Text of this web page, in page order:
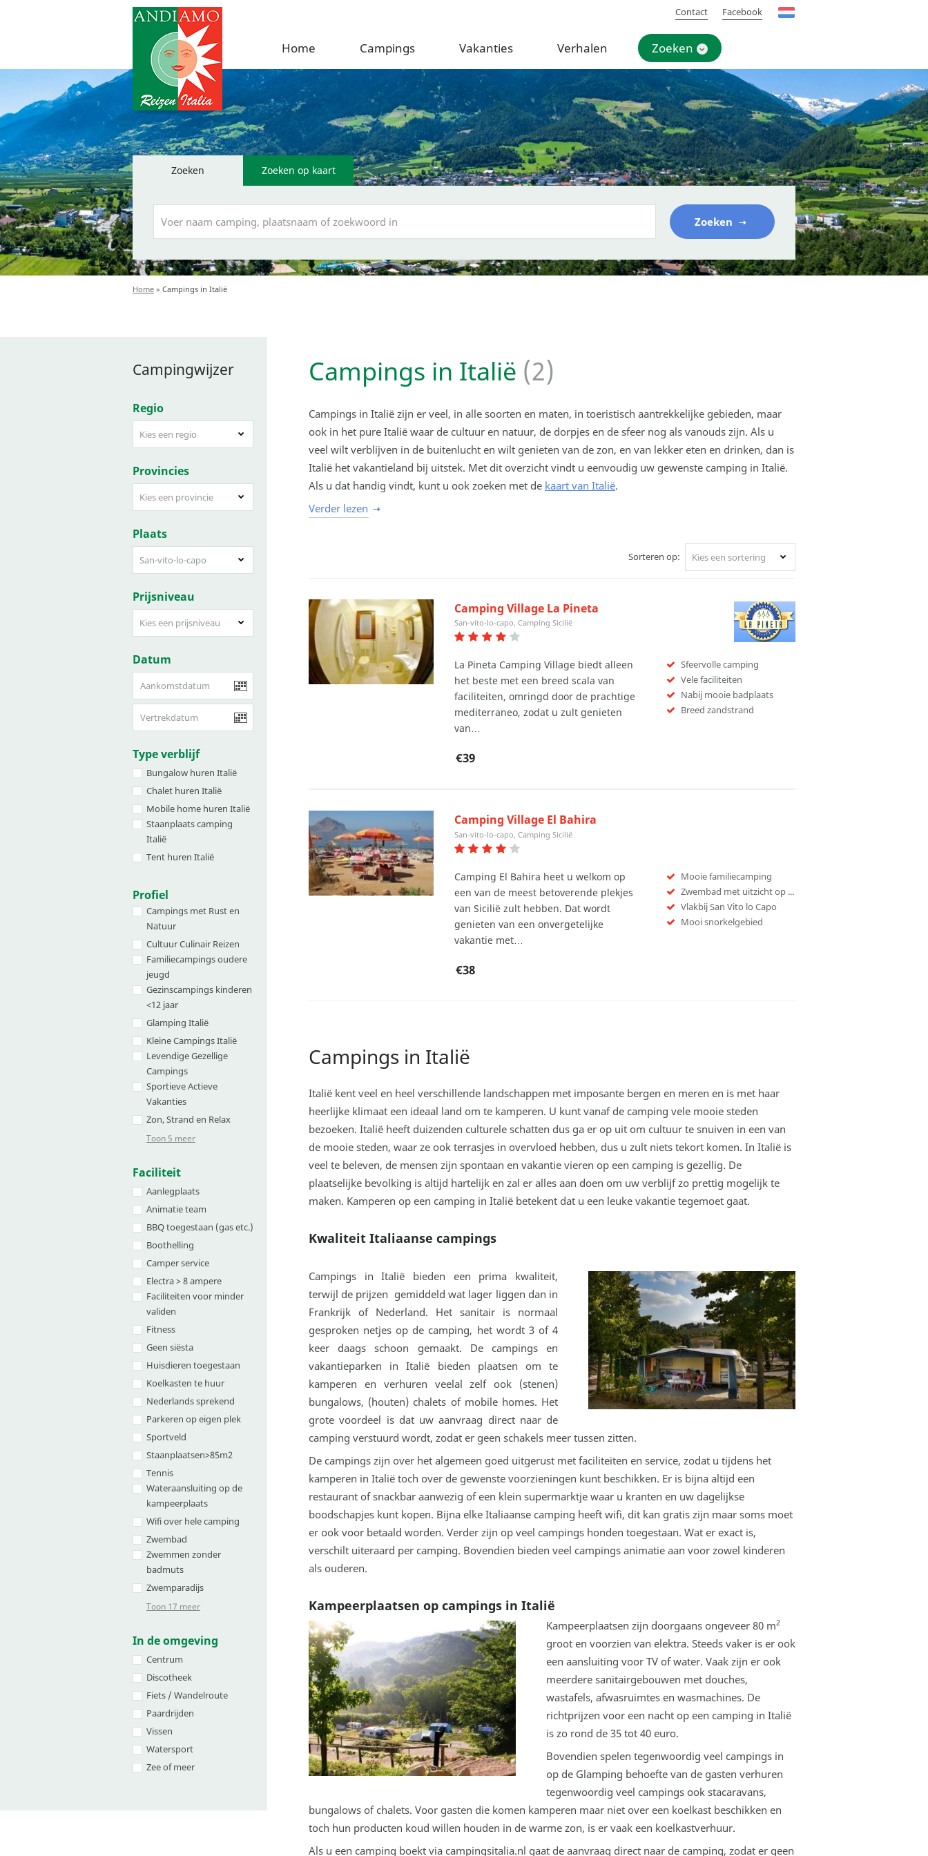
Home Campings Vakanties Verhalen Zoeken
Contact Facebook
Zoeken Zoeken op kaart
Zoeken
Home » Campings in Italië
Campingwijzer
Regio
Kies een regio
Provincies
Kies een provincie
Plaats
San-vito-lo-capo
Prijsniveau
Kies een prijsniveau
Datum
Type verblijf
Bungalow huren Italië
Chalet huren Italië
Mobile home huren Italië
Staanplaats camping
Italië
Tent huren Italië
Profiel
Campings met Rust en
Natuur
Cultuur Culinair Reizen
Familiecampings oudere
jeugd
Gezinscampings kinderen
<12 jaar
Glamping Italië
Kleine Campings Italië
Levendige Gezellige
Campings
Sportieve Actieve
Vakanties
Zon, Strand en Relax
Toon 5 meer
Faciliteit
Aanlegplaats
Animatie team
BBQ toegestaan (gas etc.)
Boothelling
Camper service
Electra > 8 ampere
Faciliteiten voor minder
validen
Fitness
Geen siësta
Huisdieren toegestaan
Koelkasten te huur
Nederlands sprekend
Parkeren op eigen plek
Sportveld
Staanplaatsen>85m2
Tennis
Wateraansluiting op de
kampeerplaats
Wifi over hele camping
Zwembad
Zwemmen zonder
badmuts
Zwemparadijs
Toon 17 meer
In de omgeving
Centrum
Discotheek
Fiets / Wandelroute
Paardrijden
Vissen
Watersport
Zee of meer
Campings in Italië (2)
Campings in Italië zijn er veel, in alle soorten en maten, in toeristisch aantrekkelijke gebieden, maar
ook in het pure Italië waar de cultuur en natuur, de dorpjes en de sfeer nog als vanouds zijn. Als u
veel wilt verblijven in de buitenlucht en wilt genieten van de zon, en van lekker eten en drinken, dan is
Italië het vakantieland bij uitstek. Met dit overzicht vindt u eenvoudig uw gewenste camping in Italië.
Als u dat handig vindt, kunt u ook zoeken met de kaart van Italië.
Verder lezen
Sorteren op: Kies een sortering
Camping Village La Pineta
San-vito-lo-capo, Camping Sicilië
La Pineta Camping Village biedt alleen
het beste met een breed scala van
faciliteiten, omringd door de prachtige
mediterraneo, zodat u zult genieten
van…
Sfeervolle camping
Vele faciliteiten
Nabij mooie badplaats
Breed zandstrand
€39
Camping Village El Bahira
San-vito-lo-capo, Camping Sicilië
Camping El Bahira heet u welkom op
een van de meest betoverende plekjes
van Sicilië zult hebben. Dat wordt
genieten van een onvergetelijke
vakantie met…
Mooie familiecamping
Zwembad met uitzicht op zee
Vlakbij San Vito lo Capo
Mooi snorkelgebied
€38
Campings in Italië
Italië kent veel en heel verschillende landschappen met imposante bergen en meren en is met haar
heerlijke klimaat een ideaal land om te kamperen. U kunt vanaf de camping vele mooie steden
bezoeken. Italië heeft duizenden culturele schatten dus ga er op uit om cultuur te snuiven in een van
de mooie steden, waar ze ook terrasjes in overvloed hebben, dus u zult niets tekort komen. In Italië is
veel te beleven, de mensen zijn spontaan en vakantie vieren op een camping is gezellig. De
plaatselijke bevolking is altijd hartelijk en zal er alles aan doen om uw verblijf zo prettig mogelijk te
maken. Kamperen op een camping in Italië betekent dat u een leuke vakantie tegemoet gaat.
Kwaliteit Italiaanse campings
Campings in Italië bieden een prima kwaliteit,
terwijl de prijzen gemiddeld wat lager liggen dan in
Frankrijk of Nederland. Het sanitair is normaal
gesproken netjes op de camping, het wordt 3 of 4
keer daags schoon gemaakt. De campings en
vakantieparken in Italië bieden plaatsen om te
kamperen en verhuren veelal zelf ook (stenen)
bungalows, (houten) chalets of mobile homes. Het
grote voordeel is dat uw aanvraag direct naar de
camping verstuurd wordt, zodat er geen schakels meer tussen zitten.
De campings zijn over het algemeen goed uitgerust met faciliteiten en service, zodat u tijdens het
kamperen in Italië toch over de gewenste voorzieningen kunt beschikken. Er is bijna altijd een
restaurant of snackbar aanwezig of een klein supermarktje waar u kranten en uw dagelijkse
boodschapjes kunt kopen. Bijna elke Italiaanse camping heeft wifi, dit kan gratis zijn maar soms moet
er ook voor betaald worden. Verder zijn op veel campings honden toegestaan. Wat er exact is,
verschilt uiteraard per camping. Bovendien bieden veel campings animatie aan voor zowel kinderen
als ouderen.
Kampeerplaatsen op campings in Italië
Kampeerplaatsen zijn doorgaans ongeveer 80 m2
groot en voorzien van elektra. Steeds vaker is er ook
een aansluiting voor TV of water. Vaak zijn er ook
meerdere sanitairgebouwen met douches,
wastafels, afwasruimtes en wasmachines. De
richtprijzen voor een nacht op een camping in Italië
is zo rond de 35 tot 40 euro.
Bovendien spelen tegenwoordig veel campings in
op de Glamping behoefte van de gasten verhuren
tegenwoordig veel campings ook stacaravans,
bungalows of chalets. Voor gasten die komen kamperen maar niet over een koelkast beschikken en
toch hun producten koud willen houden in de warme zon, is er vaak een koelkastverhuur.
Als u een camping boekt via campingsitalia.nl gaat de aanvraag direct naar de camping, zodat er geen